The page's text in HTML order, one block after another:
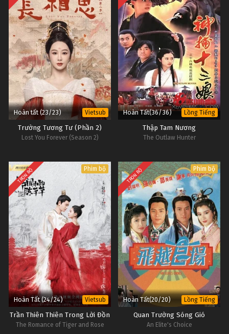
Hoàn tất (23/23) Vietsub
Trường Tương Tư (Phần 2)
Lost You Forever (Season 2)
Hoàn Tất(36/36) Lồng Tiếng
Thập Tam Nương
The Outlaw Hunter
TRỌN BỘ Phim bộ
Hoàn Tất (24/24) Vietsub
Trần Thiên Thiên Trong Lời Đồn
The Romance of Tiger and Rose
TRỌN BỘ Phim bộ
Hoàn Tất(20/20) Lồng Tiếng
Quan Trường Sóng Gió
An Elite's Choice